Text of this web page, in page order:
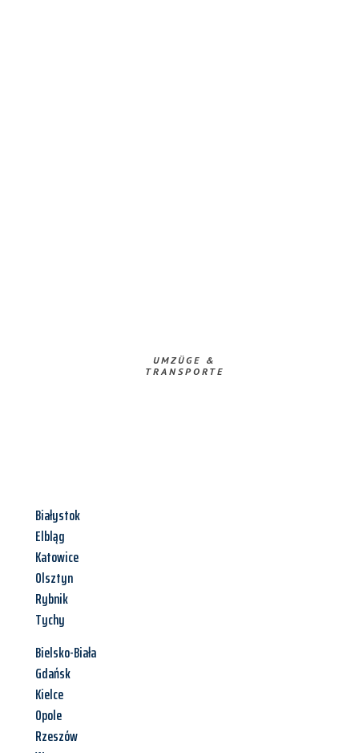
UMZÜGE &
TRANSPORTE
Białystok
Elbląg
Katowice
Olsztyn
Rybnik
Tychy
Bielsko-Biała
Gdańsk
Kielce
Opole
Rzeszów